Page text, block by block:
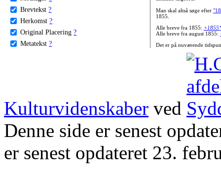
Brevtekst ?
Herkomst ?
Original Placering ?
Metatekst ?
Man skal altså søge efter
1855.
Alle breve fra 1855:
Alle breve fra august 1855:
Det er på nuværende
Kulturvidenskaber ved
Denne side er senest
er senest opdateret 23.